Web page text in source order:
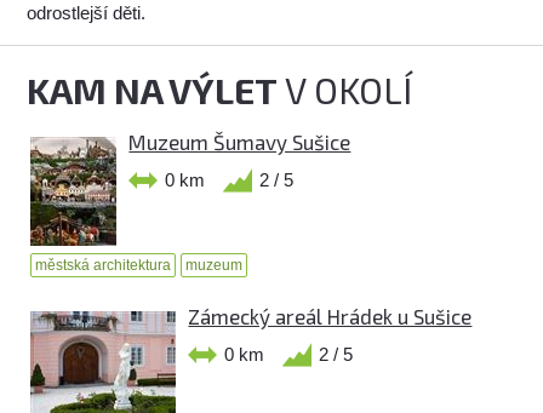
odrostlejší děti.
KAM NA VÝLETV OKOLÍ
Muzeum Šumavy Sušice
0 km 2 / 5
městská architektura muzeum
Zámecký areál Hrádek u Sušice
0 km 2 / 5